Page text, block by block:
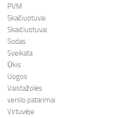
PVM
Skačiuotuvai
Skaičiuotuvai
Sodas
Sveikata
Ūkis
Uogos
Vaistažolės
verslo patarimai
Virtuvėje